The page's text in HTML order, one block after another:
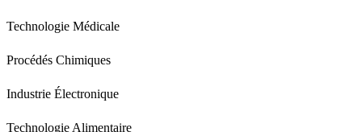
Technologie Médicale
Procédés Chimiques
Industrie Électronique
Technologie Alimentaire